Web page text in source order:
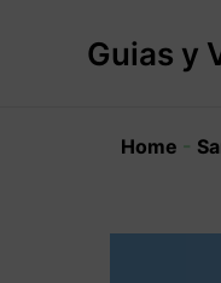
Guias y
Home -